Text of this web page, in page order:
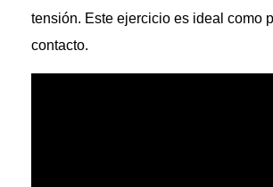
tensión. Este ejercicio es ideal como
contacto.